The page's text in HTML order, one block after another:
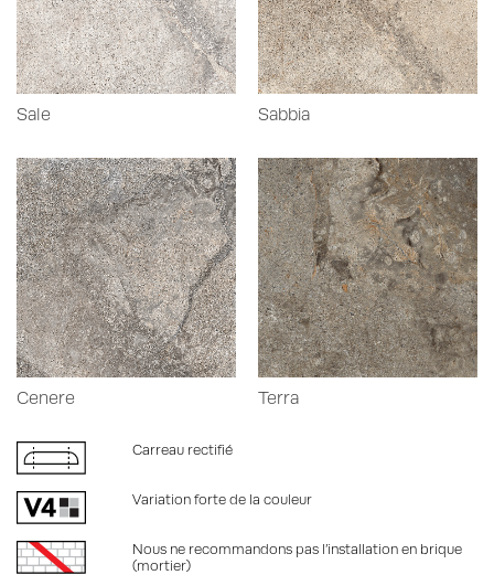
Sale Sabbia
Cenere Terra
Carreau rectifié
Variation forte de la couleur
Nous ne recommandons pas l’installation en brique
(mortier)